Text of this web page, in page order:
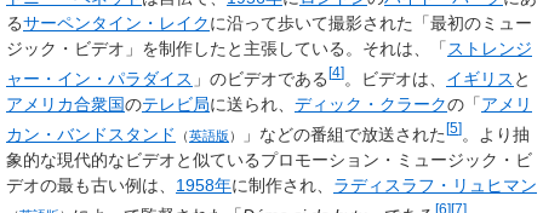
るサーペンタイン・レイクに沿って歩いて撮影された「最初のミュー
ジック・ビデオ」を制作したと主張している。それは、「ストレンジ
ャー・イン・パラダイス 」のビデオである [4] 。ビデオは、 イギリス と
アメリカ合衆国のテレビ局に送られ、 ディック・クラークの「アメリ
カン・バンドスタンド
（英語版 ） 」などの番組で放送された[5]。より抽
象的な現代的なビデオと似ているプロモーション・ミュージック・ビ
デオの最も古い例は、 1958年に制作され、 ラディスラフ・リュヒマン
[6][7]